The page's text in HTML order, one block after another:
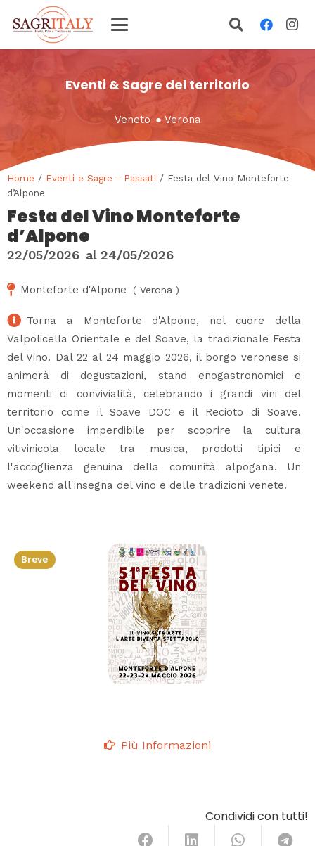
Eventi & Sagre del territorio
Veneto ● Verona
Home / Eventi e Sagre - Passati / Festa del Vino Monteforte
d’Alpone
Festa del Vino Monteforte
d’Alpone
22/05/2026 al 24/05/2026
Monteforte d'Alpone ( Verona )
Torna a Monteforte d'Alpone, nel cuore della
Valpolicella Orientale e del Soave, la tradizionale Festa
del Vino. Dal 22 al 24 maggio 2026, il borgo veronese si
animerà di degustazioni, stand enogastronomici e
momenti di convivialità, celebrando i grandi vini del
territorio come il Soave DOC e il Recioto di Soave.
Un'occasione imperdibile per scoprire la cultura
vitivinicola locale tra musica, prodotti tipici e
l'accoglienza genuina della comunità alpogana. Un
weekend all'insegna del vino e delle tradizioni venete.
Breve
Più Informazioni
Condividi con tutti!